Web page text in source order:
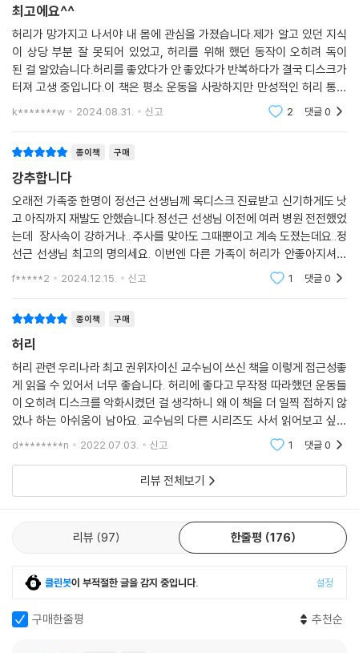
478 책읽기
480 큰물건들어올리기
480 작은물건줍기
483 임신,출산,육아
485 종교활동
486 운전
488 반려 동물 돌보기
489 성 생활
490 사무환경, 의자와 책상 최적화하기
494 회의
495 나쁜 자세로 앉기
496 아래 위치의 작업
498 직업상 허리를 구부리거나 오래 서 있어야 할 때
499 취미생활
504 마라1. 허리 구부리는 스트레칭 절대로 하지 마라!
514 마라2. 허리 주변 근육 강화운동 절대로 하지 마라!
533 마라3. 허리 운동 진도 앞서 나가지 마라!
540 하라1. 매일 가능한 범위에서 걷기 운동을 하라!
543 하라2. 2차 자연복대 근육을 강화 하라!
548 하라3. 운동 후 충분히 쉬도록 하라!
552 뒷이야기 세 가지 행운과 자가활동질환(自家活動疾患)
556 참고문헌
라져야 하는 운동 처방, 정확한 운동 처 방을 위해 통증의 해석이 가장 중요
하다는 사실, 초판에서 강조했던 운동 중 조심해야 할 동작에 관한 설명 등
이 포함 되었다. 초판 5장의 중폭 개정이다.
9장에는 요추전만을 병이라고 생각하는 전문가와 비 전문가의 깊고 깊은
오해, 전방전위증, 척추관협착증과 요추전만의 관계, 일상생활과 요추전
10장은 찢어진 디스크가 다시 붙는다는 사실, 디스크 가 아무는 것과 염증
반응의 관계, 디스크 상처가 아물어 가 는 과정을 알아낼 수 있는 현상, 아
무는 데 걸리는 시간, 방해 요소, 방해 요소를 제거하기 위한 구체적인 방법
등이 기술 된다. 새로 추가된 부분이다.
11장은 손상된 디스크를 다시 아물게 하는 유일한 방 법인 척추위생에 관
세와 동작 을 해야만 할 때의 대책인 ‘안적천-신’의 원칙 등의 내용이 포함
된다. 새로 추가된 부분이다.
12장은 깨알 같은 척추위생이다. 일상생활, 직업 관련, 운동 관련, 취미 생
활 관련 등 다양한 활동 중에서 생길 수 있 는 허리 손상을 막기 위해 구체
적으로 어떻게 척추위생을 지 킬 것인지를 안내하는 레시피북, 매뉴얼(사
용설명서)이다. 새로 추가된 부분이다.
최고에요^^
허리가 망가지고 나서야 내 몸에 관심을 가졌습니다.제가 알고 있던 지식
이 상당 부분 잘 못되어 있었고, 허리를 위해 했던 동작이 오히려 독이
된 걸 알았습니다.허리를 좋았다가 안 좋았다가 반복하다가 결국 디스크가
터져 고생 중입니다.이 책은 평소 운동을 사랑하지만 만성적인 허리 통증
을 가진 분들께 진심 추천합니다~~책을 구매해서 읽어보면서 이론적
k*******w 2024.08.31. 신고 2 댓글0
종이책 구매
강추합니다
오래전 가족중 한명이 정선근 선생님께 목디스크 진료받고 신기하게도 낫
고 아직까지 재발도 안했습니다.정선근 선생님 이전에 여러 병원 전전했었
는데 장사속이 강하거나.. 주사를 맞아도 그때뿐이고 계속 도졌는데요..정
선근 선생님 최고의 명의세요. 이번엔 다른 가족이 허리가 안좋아지셔서
백년허리 책 주문해서 읽고있습니다. 쉽고 세심하게 설명되어있어서 연세
f*****2 2024.12.15. 신고 1 댓글0
종이책 구매
허리
허리 관련 우리나라 최고 권위자이신 교수님이 쓰신 책을 이렇게 접근성좋
게 읽을 수 있어서 너무 좋습니다. 허리에 좋다고 무작정 따라했던 운동들
이 오히려 디스크를 악화시켰던 걸 생각하니 왜 이 책을 더 일찍 접하지 않
았나 하는 아쉬움이 남아요. 교수님의 다른 시리즈도 사서 읽어보고 싶습
니다. 덕분에 허리에 안 좋은 생활습관들을 하나하나 고쳐나가고 있어요.
d********n 2022.07.03. 신고 1 댓글0
리뷰 전체보기
리뷰 97 한줄평 176
클린봇이 부적절한 글을 감지 중입니다. 설정
구매한줄평 추천순